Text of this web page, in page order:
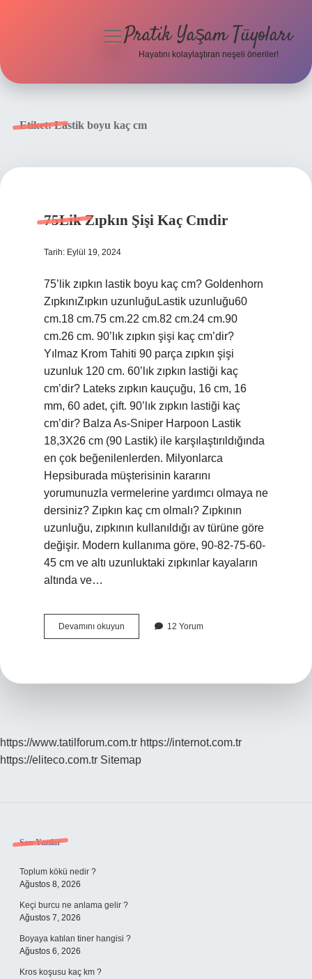
menüyü
Pratik Yaşam Tüyoları
Hayatını kolaylaştıran neşeli öneriler!
Etiket:Lastik boyu kaç cm
75Lik Zıpkın Şişi Kaç Cmdir
Tarih: Eylül 19, 2024
75’lik zıpkın lastik boyu kaç cm? Goldenhorn
ZıpkınıZıpkın uzunluğuLastik uzunluğu60
cm.18 cm.75 cm.22 cm.82 cm.24 cm.90
cm.26 cm. 90’lık zıpkın şişi kaç cm’dir?
Yılmaz Krom Tahiti 90 parça zıpkın şişi
uzunluk 120 cm. 60’lık zıpkın lastiği kaç
cm’dir? Lateks zıpkın kauçuğu, 16 cm, 16
mm, 60 adet, çift. 90’lık zıpkın lastiği kaç
cm’dir? Balza As-Sniper Harpoon Lastik
18,3X26 cm (90 Lastik) ile karşılaştırıldığında
en çok beğenilenlerden. Milyonlarca
Hepsiburada müşterisinin kararını
yorumunuzla vermelerine yardımcı olmaya ne
dersiniz? Zıpkın kaç cm olmalı? Zıpkının
uzunluğu, zıpkının kullanıldığı av türüne göre
değişir. Modern kullanıma göre, 90-82-75-60-
45 cm ve altı uzunluktaki zıpkınlar kayaların
altında ve…
Devamını okuyun
Zıpkın
12 Yorum
https://www.tatilforum.com.tr https://internot.com.tr
https://eliteco.com.tr Sitemap
Sidebar
Son Yazılar
Toplum kökü nedir ?
Ağustos 8, 2026
Keçi burcu ne anlama gelir ?
Ağustos 7, 2026
Boyaya katılan tiner hangisi ?
Ağustos 6, 2026
Kros koşusu kaç km ?